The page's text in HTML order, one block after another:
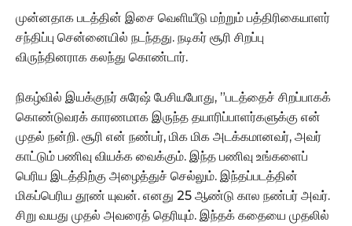
முன்னதாக படத்தின் இசை வெளியீடு மற்றும் பத்திரிகையாளர்
சந்திப்பு சென்னையில் நடந்தது. நடிகர் சூரி சிறப்பு
விருந்தினராக கலந்து கொண்டார்.
நிகழ்வில் இயக்குநர் சுரேஷ் பேசியபோது, ”படத்தைச் சிறப்பாகக்
கொண்டுவரக் காரணமாக இருந்த தயாரிப்பாளர்களுக்கு என்
முதல் நன்றி. சூரி என் நண்பர், மிக மிக அடக்கமானவர், அவர்
காட்டும் பணிவு வியக்க வைக்கும். இந்த பணிவு உங்களைப்
பெரிய இடத்திற்கு அழைத்துச் செல்லும். இந்தப்படத்தின்
மிகப்பெரிய தூண் யுவன். எனது 25 ஆண்டு கால நண்பர் அவர்.
சிறு வயது முதல் அவரைத் தெரியும். இந்தக் கதையை முதலில்